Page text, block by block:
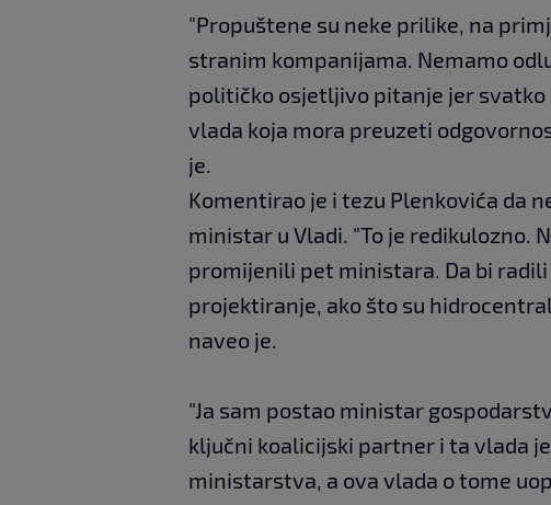
"Propuštene su neke prilike, na
stranim kompanijama. Nemamo
političko osjetljivo pitanje jer svatko
vlada koja mora preuzeti
je.
Komentirao je i tezu Plenkovića da
ministar u Vladi. "To je redikulozno.
promijenili pet ministara. Da bi
projektiranje, ako što su
naveo je.
"Ja sam postao ministar
ključni koalicijski partner i ta vlada
ministarstva, a ova vlada o tome